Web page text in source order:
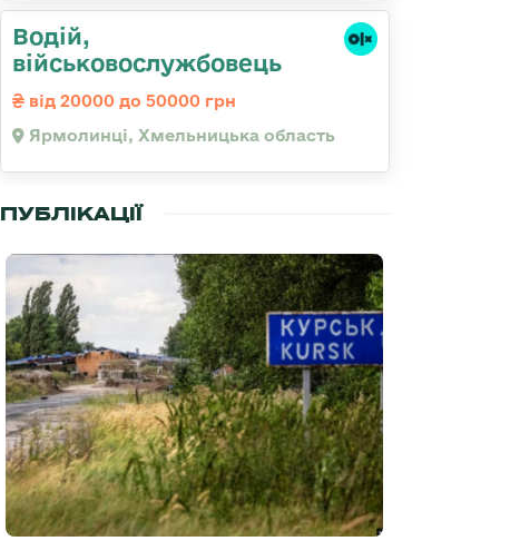
Водій,
військовослужбовець
від 20000 до 50000 грн
Ярмолинці, Хмельницька область
ПУБЛІКАЦІЇ